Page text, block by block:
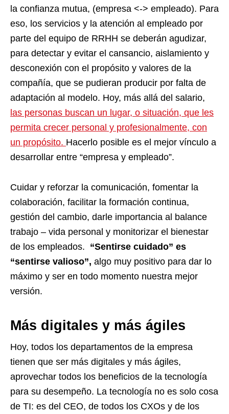
la confianza mutua, (empresa <-> empleado). Para
eso, los servicios y la atención al empleado por
parte del equipo de RRHH se deberán agudizar,
para detectar y evitar el cansancio, aislamiento y
desconexión con el propósito y valores de la
compañía, que se pudieran producir por falta de
adaptación al modelo. Hoy, más allá del salario,
las personas buscan un lugar, o situación, que les
permita crecer personal y profesionalmente, con
un propósito. Hacerlo posible es el mejor vínculo a
desarrollar entre “empresa y empleado”.
Cuidar y reforzar la comunicación, fomentar la
colaboración, facilitar la formación continua,
gestión del cambio, darle importancia al balance
trabajo – vida personal y monitorizar el bienestar
de los empleados. “Sentirse cuidado” es
“sentirse valioso”, algo muy positivo para dar lo
máximo y ser en todo momento nuestra mejor
versión.
Más digitales y más ágiles
Hoy, todos los departamentos de la empresa
tienen que ser más digitales y más ágiles,
aprovechar todos los beneficios de la tecnología
para su desempeño. La tecnología no es solo cosa
de TI: es del CEO, de todos los CXOs y de los